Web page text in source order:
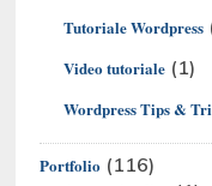
Tutoriale Wordpress
Video tutoriale (1)
Wordpress Tips &
Portfolio (116)